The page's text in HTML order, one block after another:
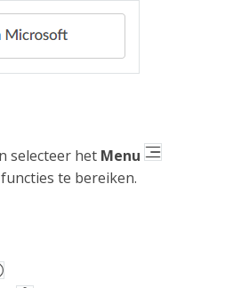
selecteer het Menu
te bereiken.